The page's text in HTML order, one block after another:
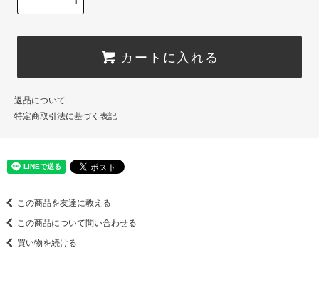
カートに入れる
返品について
特定商取引法に基づく表記
この商品を友達に教える
この商品について問い合わせる
買い物を続ける